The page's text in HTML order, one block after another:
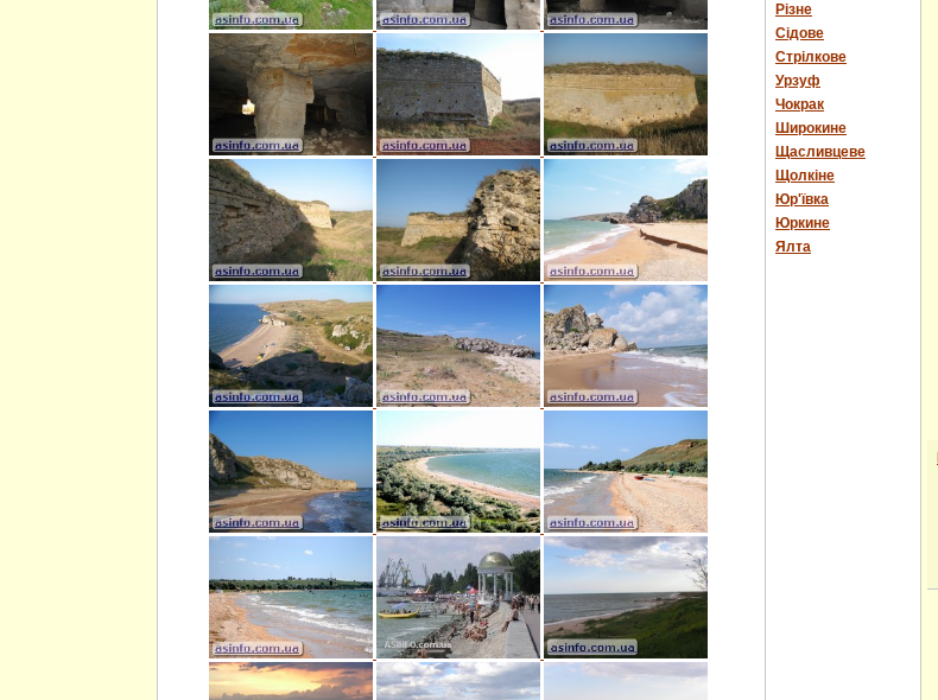
Різне
Сідове
Стрілкове
Урзуф
Чокрак
Широкине
Щасливцеве
Щолкіне
Юр'ївка
Юркине
Ялта